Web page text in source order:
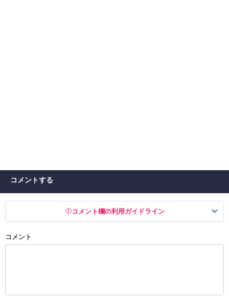
コメントする
コメント欄の利用ガイドライン
以下の書き込みを禁止とし、場合によってはコメント削除や書き込み制
コメント